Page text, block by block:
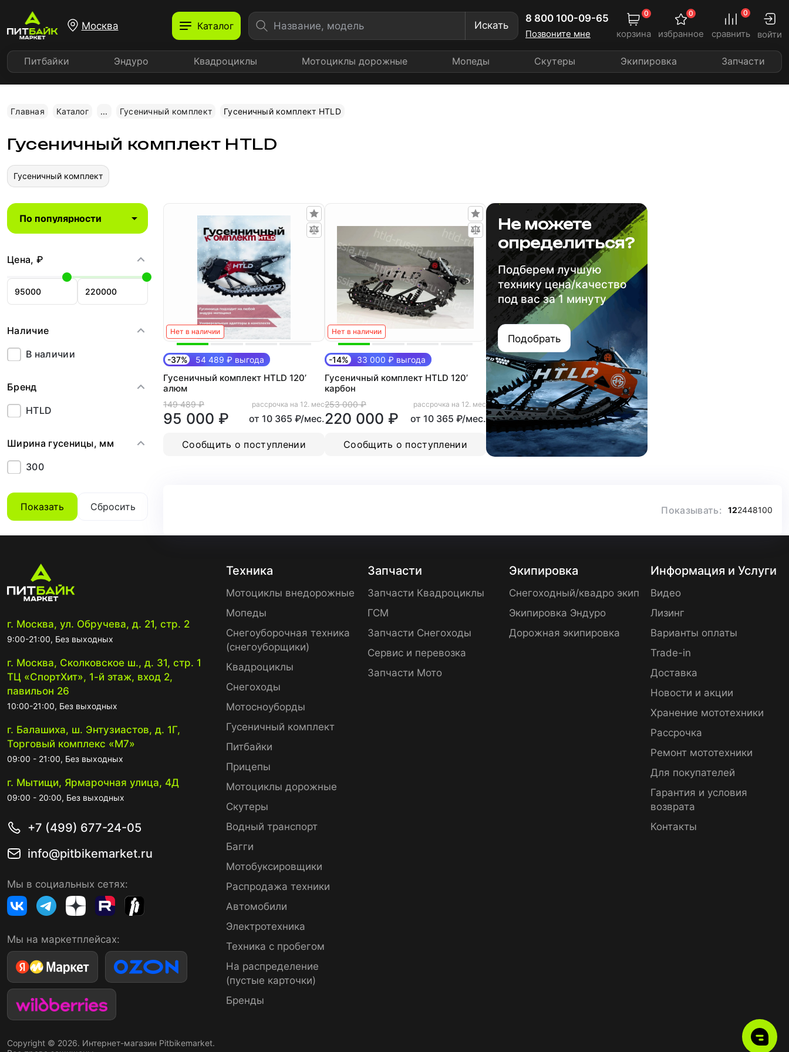
Москва Каталог Искать
8 800 100-09-65
Позвоните мне корзина
0
избранное
0
сравнить
0
войти
Питбайки Эндуро Квадроциклы Мотоциклы дорожные Мопеды Скутеры Экипировка Запчасти
Главная Каталог ... Гусеничный комплект Гусеничный комплект HTLD
Гусеничный комплект HTLD
Гусеничный комплект
Цена, ₽
Наличие
В наличии
Бренд
HTLD
Ширина гусеницы, мм
300
Показать Сбросить
Нет в наличии
-37% 54 489 ₽ выгода
Гусеничный комплект HTLD 120’
алюм
149 489 ₽
95 000 ₽
рассрочка на 12. мес
от 10 365 ₽/мес.
Сообщить о поступлении
Нет в наличии
-14% 33 000 ₽ выгода
Гусеничный комплект HTLD 120’
карбон
253 000 ₽
220 000 ₽
рассрочка на 12. мес
от 10 365 ₽/мес.
Сообщить о поступлении
Не можете
определиться?
Подберем лучшую
технику цена/качество
под вас за 1 минуту
Подобрать
Показывать: 122448100
г. Москва, ул. Обручева, д. 21, стр. 2
9:00-21:00, Без выходных
г. Москва, Сколковское ш., д. 31, стр. 1
ТЦ «СпортХит», 1-й этаж, вход 2,
павильон 26
10:00-21:00, Без выходных
г. Балашиха, ш. Энтузиастов, д. 1Г,
Торговый комплекс «М7»
09:00 - 21:00, Без выходных
г. Мытищи, Ярмарочная улица, 4Д
09:00 - 20:00, Без выходных
+7 (499) 677-24-05
info@pitbikemarket.ru
Мы в социальных сетях:
Мы на маркетплейсах:
Copyright © 2026. Интернет-магазин Pitbikemarket.
Техника
Мотоциклы внедорожные
Мопеды
Снегоуборочная техника
(снегоуборщики)
Квадроциклы
Снегоходы
Мотосноуборды
Гусеничный комплект
Питбайки
Прицепы
Мотоциклы дорожные
Скутеры
Водный транспорт
Багги
Мотобуксировщики
Распродажа техники
Автомобили
Электротехника
Техника с пробегом
На распределение
(пустые карточки)
Бренды
Запчасти
Запчасти Квадроциклы
ГСМ
Запчасти Снегоходы
Сервис и перевозка
Запчасти Мото
Экипировка
Снегоходный/квадро экип
Экипировка Эндуро
Дорожная экипировка
Информация и Услуги
Видео
Лизинг
Варианты оплаты
Trade-in
Доставка
Новости и акции
Хранение мототехники
Рассрочка
Ремонт мототехники
Для покупателей
Гарантия и условия
возврата
Контакты